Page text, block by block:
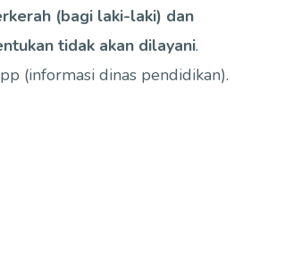
(bagi laki-laki) dan
tidak akan dilayani.
(informasi dinas pendidikan).